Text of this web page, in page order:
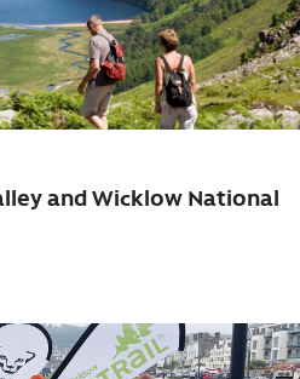
and Wicklow National